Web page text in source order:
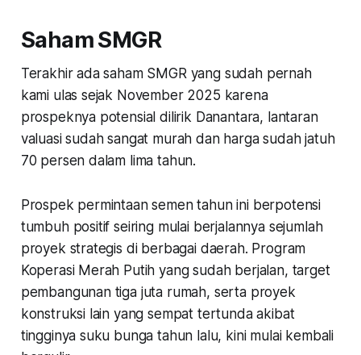
Saham SMGR
Terakhir ada saham SMGR yang sudah pernah
kami ulas sejak November 2025 karena
prospeknya potensial dilirik Danantara, lantaran
valuasi sudah sangat murah dan harga sudah jatuh
70 persen dalam lima tahun.
Prospek permintaan semen tahun ini berpotensi
tumbuh positif seiring mulai berjalannya sejumlah
proyek strategis di berbagai daerah. Program
Koperasi Merah Putih yang sudah berjalan, target
pembangunan tiga juta rumah, serta proyek
konstruksi lain yang sempat tertunda akibat
tingginya suku bunga tahun lalu, kini mulai kembali